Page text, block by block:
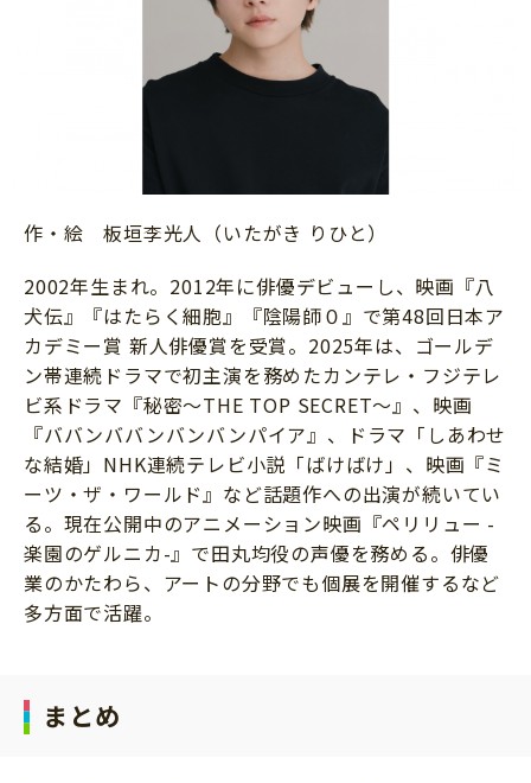
作・絵 板垣李光人（いたがき りひと）
2002年生まれ。2012年に俳優デビューし、映画『八
犬伝』『はたらく細胞』『陰陽師０』で第48回日本ア
カデミー賞 新人俳優賞を受賞。2025年は、ゴールデ
ン帯連続ドラマで初主演を務めたカンテレ・フジテレ
ビ系ドラマ『秘密～THE TOP SECRET～』、映画
『ババンババンバンバンパイア』、ドラマ「しあわせ
な結婚」NHK連続テレビ小説「ばけばけ」、映画『ミ
ーツ・ザ・ワールド』など話題作への出演が続いてい
る。現在公開中のアニメーション映画『ペリリュー -
楽園のゲルニカ-』で田丸均役の声優を務める。俳優
業のかたわら、アートの分野でも個展を開催するなど
多方面で活躍。
まとめ